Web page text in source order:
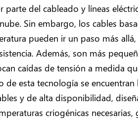
parte del cableado y líneas
Sin embargo, los cables
pueden ir un paso más
Además, son más
caídas de tensión a medida
de esta tecnología se
y de alta disponibilidad,
criogénicas